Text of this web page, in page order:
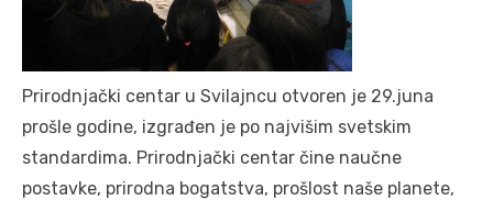
Prirodnjački centar u Svilajncu otvoren je 29.juna
prošle godine, izgrađen je po najvišim svetskim
standardima. Prirodnjački centar čine naučne
postavke, prirodna bogatstva, prošlost naše planete,